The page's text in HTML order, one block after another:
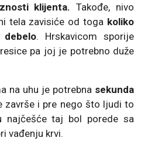
klijenta. Takođe, nivo
tela zavisiće od toga koliko
. Hrskavicom sporije
pa joj je potrebno duže
na uhu je potrebna sekunda
završe i pre nego što ljudi to
najčešće taj bol porede sa
vađenju krvi.